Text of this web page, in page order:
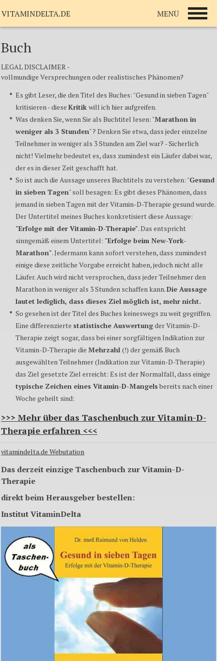
Buch
LEGAL DISCLAIMER -
vollmundige Versprechungen oder realistisches Phänomen?
Es gibt Leser, die den Titel des Buches: "Gesund in sieben Tagen"
kritisieren - diese Kritik will ich hier aufgreifen.
Was denken Sie, wenn Sie als Buchtitel lesen: "Marathon in
weniger als 3 Stunden" ? Denken Sie etwa, dass jeder einzelne
Teilnehmer in weniger als 3 Stunden am Ziel war? - Sicherlich
nicht! Vielmehr bedeutet es, dass zumindest ein Läufer dabei war,
der es in dieser Zeit geschafft hat.
So ist auch die Aussage unseres Buchtitels zu verstehen: "Gesund
in sieben Tagen" soll besagen: Es gibt dieses Phänomen, dass
jemand in sieben Tagen mit der Vitamin-D-Therapie gesund wurde.
Der Untertitel meines Buches konkretisiert diese Aussage:
"Erfolge mit der Vitamin-D-Therapie". Das entspricht
sinngemäß einem Untertitel: "Erfolge beim New-York-
Marathon". Jedermann kann sofort verstehen, dass zumindest
einige diese zeitliche Vorgabe erreicht haben, jedoch nicht alle
Läufer. Auch wird nicht versprochen, dass jeder Teilnehmer den
Marathon in weniger als 3 Stunden schaffen kann.Die Aussage
lautet lediglich, dass dieses Ziel möglich ist, mehr nicht.
So gesehen ist der Titel des Buches keineswegs zu weit gegriffen.
Eine differenzierte statistische Auswertungder Vitamin-D-
Therapie zeigt sogar, dass bei einer sorgfältigen Indikation zur
Vitamin-D-Therapie die Mehrzahl (!) der gemäß Buch
ausgewählten Teilnehmer (Indikation zur Vitamin-D-Therapie)
das Ziel gesetzte Ziel erreicht: Es ist der Normalfall, dass einige
typische Zeichen eines Vitamin-D-Mangels bereits nach einer
Woche geheilt sind:
>>> Mehr über das Taschenbuch zur Vitamin-D-
Therapie erfahren <<<
vitamindelta.de Webutation
Das derzeit einzige Taschenbuch zur Vitamin-D-
Therapie
direkt beim Herausgeber bestellen:
Institut VitaminDelta
VITAMINDELTA.DE MENÜ